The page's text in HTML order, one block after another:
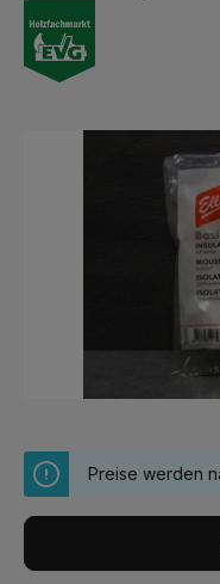
Preise werden